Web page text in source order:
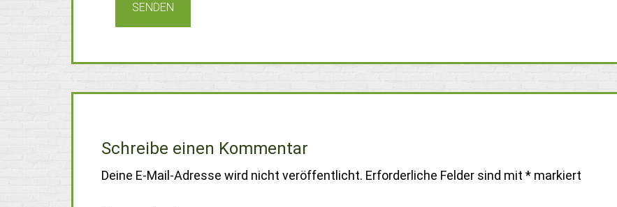
Schreibe einen Kommentar
Deine E-Mail-Adresse wird nicht veröffentlicht. Erforderliche Felder sind mit * markiert